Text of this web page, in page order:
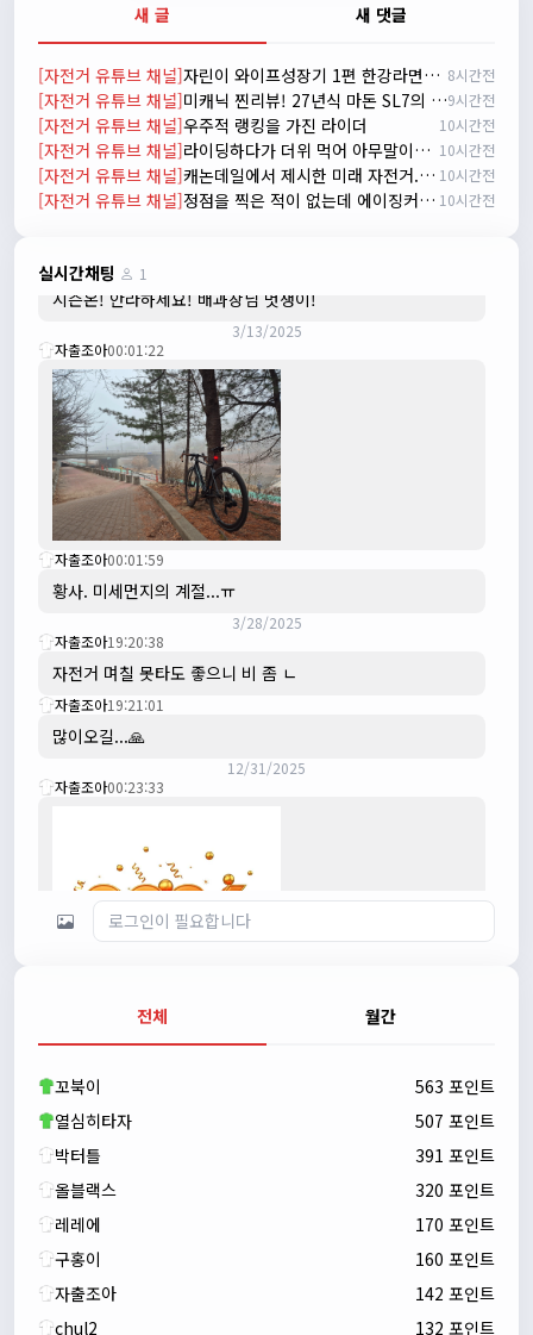
새 글 새 댓글
[자전거 유튜브 채널] 자린이 와이프성장기 1편 한강라면을 먹어보자~ 8시간전
[자전거 유튜브 채널] 미캐닉 찐리뷰! 27년식 마돈 SL7의 비밀9시간전
[자전거 유튜브 채널]우주적 랭킹을 가진 라이더 10시간전
[자전거 유튜브 채널] 라이딩하다가 더위 먹어 아무말이나 하는 신빵 인터뷰 10시간전
[자전거 유튜브 채널] 캐논데일에서 제시한 미래 자전거. 캐논데일 시냅스 시승 리뷰 10시간전
[자전거 유튜브 채널] 정점을 찍은 적이 없는데 에이징커브라고? 10시간전
실시간채팅 1
시즌이 곧 다가오네요 ^^ 모두 안전한 라이딩 하시기 바랍니
다
2/22/2025
자출조아18:44:23
넵!! 잔차나라도 시즌온과 함께 바쁜 하루하루 보내세요~~
3/1/2025
자출조아08:54:33
수도권은 3.1절 연휴 비소식...ㅠ ㅠ
JIWOON23:26:13
시즌온! 안라하세요! 배과장님 멋쟁이!
3/13/2025
자출조아00:01:22
자출조아00:01:59
황사. 미세먼지의 계절...ㅠ
3/28/2025
자출조아19:20:38
자전거 며칠 못타도 좋으니 비 좀 ㄴ
자출조아19:21:01
많이오길...🙏
12/31/2025
자출조아00:23:33
새해 복많이 받으세요!!
자출조아00:23:55
전체 월간
꼬북이
563 포인트
열심히타자
507 포인트
박터틀
391 포인트
올블랙스
320 포인트
레레에
170 포인트
구홍이
160 포인트
자출조아
142 포인트
chul2
132 포인트